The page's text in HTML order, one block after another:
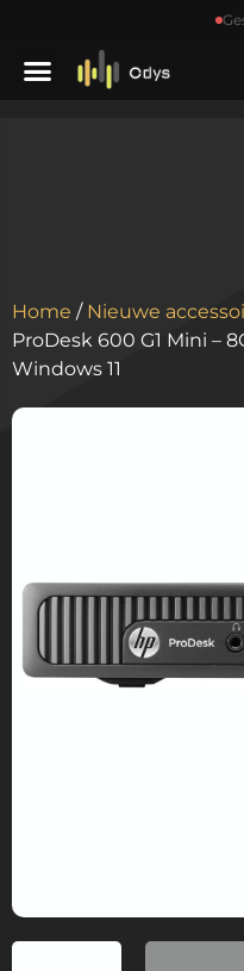
Home / Nieuwe
ProDesk 600 G1 Mini –
Windows 11